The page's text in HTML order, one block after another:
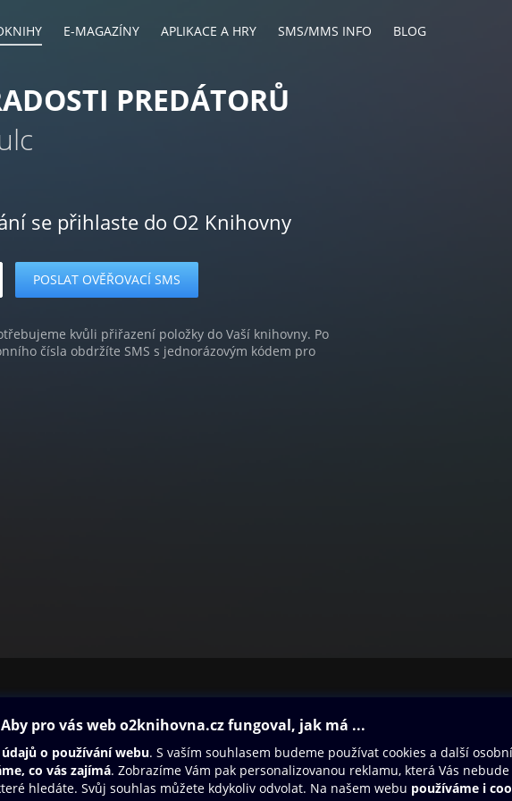
E-MAGAZÍNY APLIKACE A HRY SMS/MMS INFO BLOG
PREDÁTORŮ
se přihlaste do O2 Knihovny
kvůli přiřazení položky do Vaší knihovny. Po
čísla obdržíte SMS s jednorázovým kódem pro
Oneplay Originály
Sport